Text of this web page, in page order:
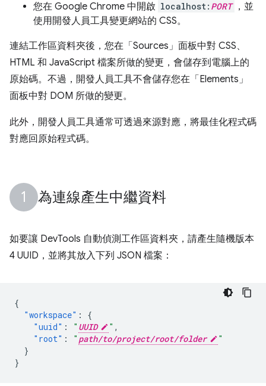
您在 Google Chrome 中開啟 localhost: PORT ，並
使用開發人員工具變更網站的 CSS。
連結工作區資料夾後，您在「Sources」 面板中對 CSS、
HTML 和 JavaScript 檔案所做的變更，會儲存到電腦上的
原始碼。不過，開發人員工具不會儲存您在「Elements」
面板中對 DOM 所做的變更。
此外，開發人員工具通常可透過來源對應，將最佳化程式碼
對應回原始程式碼。
為連線產生中繼資料
如要讓 DevTools 自動偵測工作區資料夾，請產生隨機版本
4 UUID，並將其放入下列 JSON 檔案：
{
"workspace" :
{
"uuid" : " UUID " ,
"root" : " path/to/project/root/folder
"
}
}